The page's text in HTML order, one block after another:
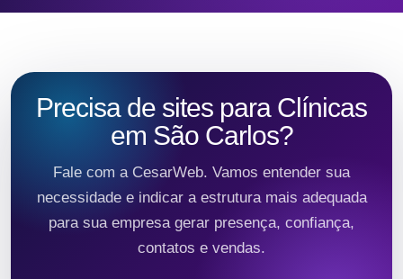
Precisa de sites para Clínicas
em São Carlos?
Fale com a CesarWeb. Vamos entender sua
necessidade e indicar a estrutura mais adequada
para sua empresa gerar presença, confiança,
contatos e vendas.